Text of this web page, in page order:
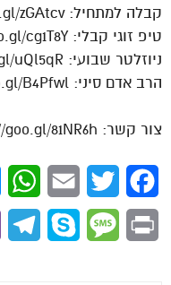
קבלה למתחיל: http://goo.gl/zGAtcv
טיפ זוגי קבלי: https://goo.gl/cg1T8Y
ניוזלטר שבועי: http://goo.gl/uQl5qR
הרב אדם סיני: http://goo.gl/B4Pfwl
צור קשר: http://goo.gl/81NR6h
Facebook
Twitter
Email
Print
Message
Skype